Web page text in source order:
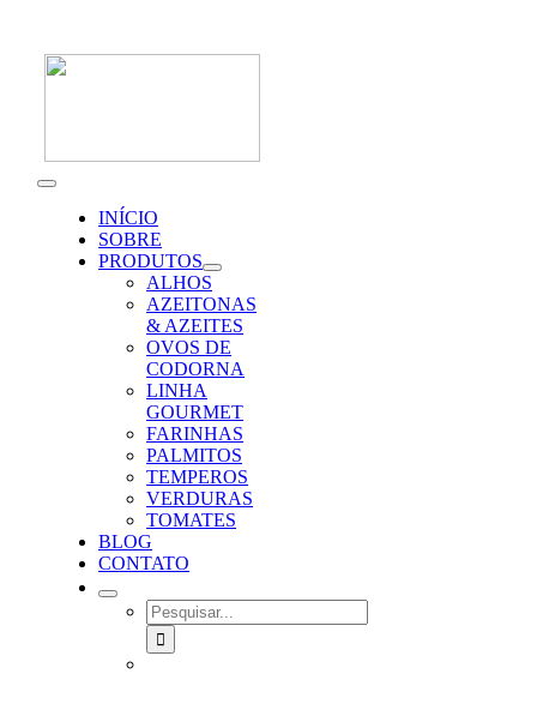
content
Toggle
NavigationINÍCIO
SOBRE
PRODUTOS
ALHOS
AZEITONAS
& AZEITES
OVOS DE
CODORNA
LINHA
GOURMET
FARINHAS
PALMITOS
TEMPEROS
VERDURAS
TOMATES
BLOG
CONTATO
SEARCH
FOR: